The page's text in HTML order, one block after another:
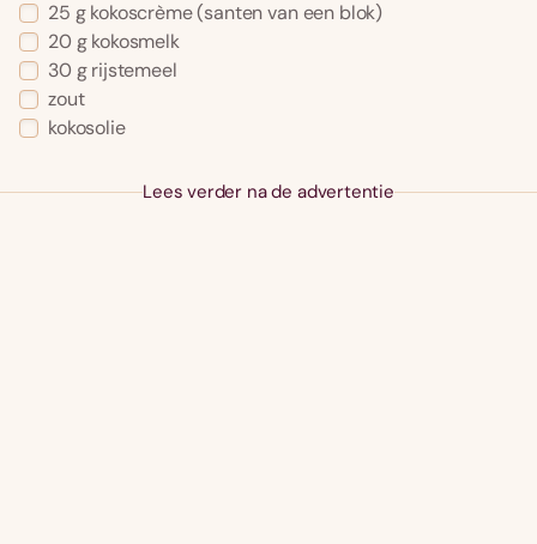
25 g kokoscrème (santen van een blok)
20 g kokosmelk
30 g rijstemeel
zout
kokosolie
Lees verder na de advertentie